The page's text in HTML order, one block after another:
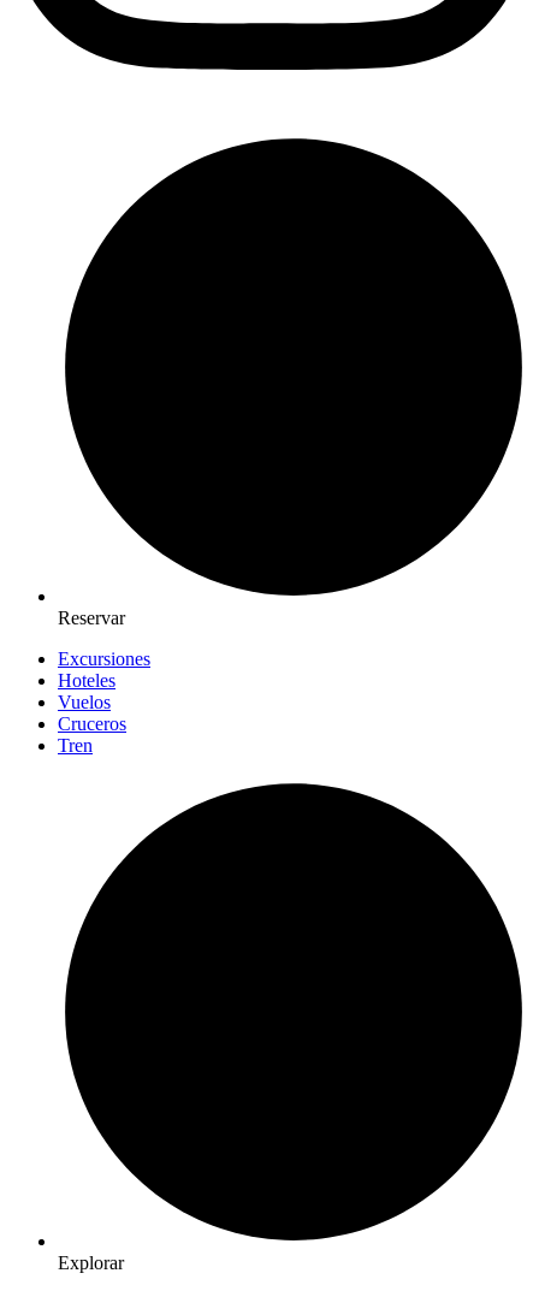
Reservar
Excursiones
Hoteles
Vuelos
Cruceros
Tren
Explorar